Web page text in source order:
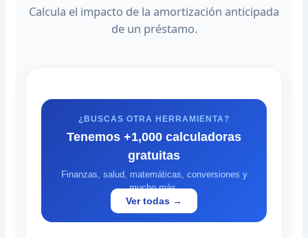
Calcula el impacto de la amortización anticipada
de un préstamo.
¿BUSCAS OTRA HERRAMIENTA?
Tenemos +1,000 calculadoras
gratuitas
Finanzas, salud, matemáticas, conversiones y
mucho más.
Ver todas →